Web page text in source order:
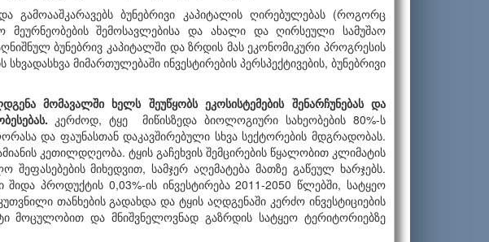
ბუნებრივი კაპიტალის ღირებულებას (როგორც
შემოსავლებისა და ახალი და ღირსეული სამუშაო
ბუნებრივ კაპიტალში და ზრდის მას ეკონომიკური პროგრესის
მიმართულებაში ინვესტირების პერსპექტივების, ბუნებრივი
მომავალში ხელს შეუწყობს ეკოსისტემების შენარჩუნებას და
კერძოდ, ტყე მიწისზედა ბიოლოგიური სახეობების 80%-ს
და ფაუნასთან დაკავშირებული სხვა სექტორების მდგრადობას.
კეთილდღეობა. ტყის გაჩეხვის შემცირების წყალობით კლიმატის
მიხედვით, სამჯერ აღემატება მათზე გაწეულ ხარჯებს.
პროდუქტის 0,03%-ის ინვესტირება 2011-2050 წლებში, სატყეო
თანხების გადახდა და ტყის აღდგენაში კერძო ინვესტიციების
მოცულობით და მნიშვნელოვნად გაზრდის სატყეო ტერიტორიებზე